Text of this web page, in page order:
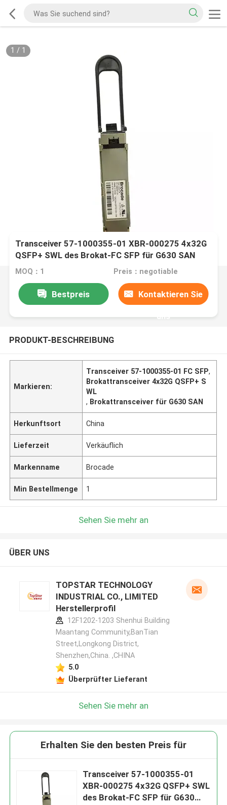
1 / 1
Transceiver 57-1000355-01 XBR-000275 4x32G
QSFP+ SWL des Brokat-FC SFP für G630 SAN
MOQ：1 Preis：negotiable
Bestpreis Kontaktieren Sie
uns
PRODUKT-BESCHREIBUNG
Markieren:
Transceiver 57-1000355-01 FC SFP,
Brokattransceiver 4x32G QSFP+ S
WL
, Brokattransceiver für G630 SAN
Herkunftsort China
Lieferzeit Verkäuflich
Markenname Brocade
Min Bestellmenge 1
Sehen Sie mehr an
ÜBER UNS
TOPSTAR TECHNOLOGY
INDUSTRIAL CO., LIMITED
Herstellerprofil
12F1202-1203 Shenhui Building
Maantang Community,BanTian
Street,Longkong District,
Shenzhen,China. ,CHINA
5.0
Überprüfter Lieferant
Sehen Sie mehr an
Erhalten Sie den besten Preis für
Transceiver 57-1000355-01
XBR-000275 4x32G QSFP+ SWL
des Brokat-FC SFP für G630